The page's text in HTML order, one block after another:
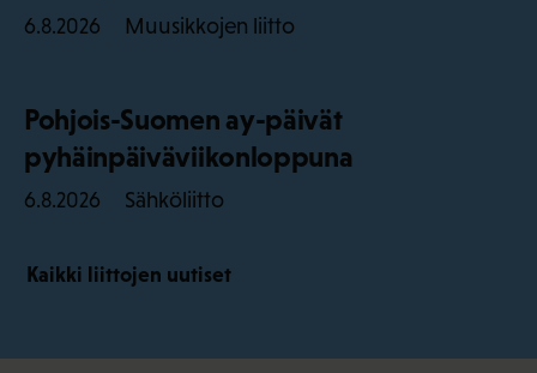
6.8.2026 Muusikkojen liitto
Pohjois-Suomen ay-päivät
pyhäinpäiväviikonloppuna
6.8.2026 Sähköliitto
Kaikki liittojen uutiset